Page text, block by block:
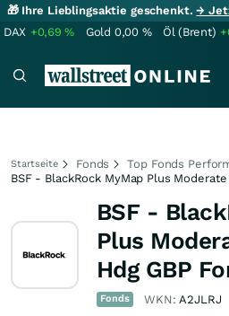
🎁 Ihre Lieblingsaktie geschenkt.→
DAX +0,69% Gold 0,00 % Öl (Brent)
Startseite Fonds
Top Fonds
BSF - BlackRock MyMap Plus Moderate
BSF -
Plus
Hdg GBP
Fonds WKN:A2JLRJ